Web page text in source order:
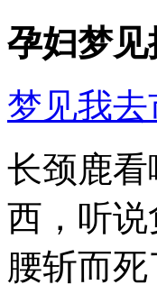
孕妇梦
梦见我
长颈鹿
西，听
腰斩而